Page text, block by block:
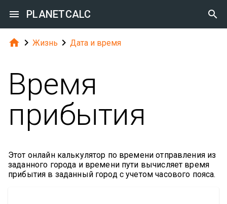
 PLANETCALC 
  Жизнь  Дата и время
Время
прибытия
Этот онлайн калькулятор по времени отправления из
заданного города и времени пути вычисляет время
прибытия в заданный город с учетом часового пояса.